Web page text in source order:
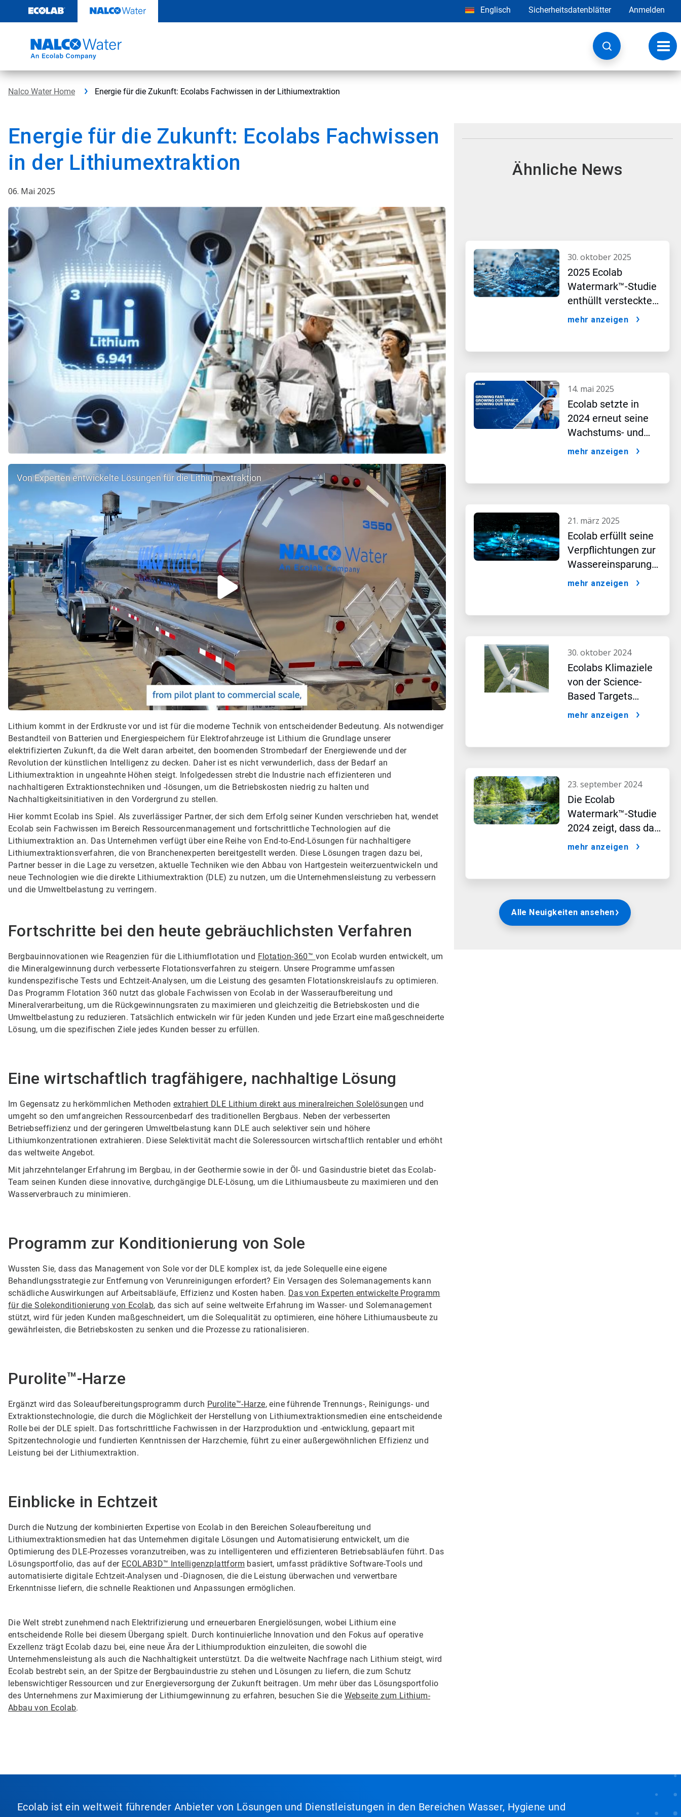
Inhalt
Englisch Sicherheitsdatenblätter Anmelden
Nalco Water Home Energie für die Zukunft: Ecolabs Fachwissen in der Lithiumextraktion
Energie für die Zukunft: Ecolabs Fachwissen
in der Lithiumextraktion
06. Mai 2025
Von Experten entwickelte Lösungen für die Lithiumextraktion
Lithium kommt in der Erdkruste vor und ist für die moderne Technik von entscheidender Bedeutung. Als notwendiger
Bestandteil von Batterien und Energiespeichern für Elektrofahrzeuge ist Lithium die Grundlage unserer
elektrifizierten Zukunft, da die Welt daran arbeitet, den boomenden Strombedarf der Energiewende und der
Revolution der künstlichen Intelligenz zu decken. Daher ist es nicht verwunderlich, dass der Bedarf an
Lithiumextraktion in ungeahnte Höhen steigt. Infolgedessen strebt die Industrie nach effizienteren und
nachhaltigeren Extraktionstechniken und -lösungen, um die Betriebskosten niedrig zu halten und
Nachhaltigkeitsinitiativen in den Vordergrund zu stellen.
Hier kommt Ecolab ins Spiel. Als zuverlässiger Partner, der sich dem Erfolg seiner Kunden verschrieben hat, wendet
Ecolab sein Fachwissen im Bereich Ressourcenmanagement und fortschrittliche Technologien auf die
Lithiumextraktion an. Das Unternehmen verfügt über eine Reihe von End-to-End-Lösungen für nachhaltigere
Lithiumextraktionsverfahren, die von Branchenexperten bereitgestellt werden. Diese Lösungen tragen dazu bei,
Partner besser in die Lage zu versetzen, aktuelle Techniken wie den Abbau von Hartgestein weiterzuentwickeln und
neue Technologien wie die direkte Lithiumextraktion (DLE) zu nutzen, um die Unternehmensleistung zu verbessern
und die Umweltbelastung zu verringern.
Fortschritte bei den heute gebräuchlichsten Verfahren
Bergbauinnovationen wie Reagenzien für die Lithiumflotation und Flotation-360™ von Ecolab wurden entwickelt, um
die Mineralgewinnung durch verbesserte Flotationsverfahren zu steigern. Unsere Programme umfassen
kundenspezifische Tests und Echtzeit-Analysen, um die Leistung des gesamten Flotationskreislaufs zu optimieren.
Das Programm Flotation 360 nutzt das globale Fachwissen von Ecolab in der Wasseraufbereitung und
Mineralverarbeitung, um die Rückgewinnungsraten zu maximieren und gleichzeitig die Betriebskosten und die
Umweltbelastung zu reduzieren. Tatsächlich entwickeln wir für jeden Kunden und jede Erzart eine maßgeschneiderte
Lösung, um die spezifischen Ziele jedes Kunden besser zu erfüllen.
Eine wirtschaftlich tragfähigere, nachhaltige Lösung
Im Gegensatz zu herkömmlichen Methoden extrahiert DLE Lithium direkt aus mineralreichen Solelösungen und
umgeht so den umfangreichen Ressourcenbedarf des traditionellen Bergbaus. Neben der verbesserten
Betriebseffizienz und der geringeren Umweltbelastung kann DLE auch selektiver sein und höhere
Lithiumkonzentrationen extrahieren. Diese Selektivität macht die Soleressourcen wirtschaftlich rentabler und erhöht
das weltweite Angebot.
Mit jahrzehntelanger Erfahrung im Bergbau, in der Geothermie sowie in der Öl- und Gasindustrie bietet das Ecolab-
Team seinen Kunden diese innovative, durchgängige DLE-Lösung, um die Lithiumausbeute zu maximieren und den
Wasserverbrauch zu minimieren.
Programm zur Konditionierung von Sole
Wussten Sie, dass das Management von Sole vor der DLE komplex ist, da jede Solequelle eine eigene
Behandlungsstrategie zur Entfernung von Verunreinigungen erfordert? Ein Versagen des Solemanagements kann
schädliche Auswirkungen auf Arbeitsabläufe, Effizienz und Kosten haben. Das von Experten entwickelte Programm
für die Solekonditionierung von Ecolab, das sich auf seine weltweite Erfahrung im Wasser- und Solemanagement
stützt, wird für jeden Kunden maßgeschneidert, um die Solequalität zu optimieren, eine höhere Lithiumausbeute zu
gewährleisten, die Betriebskosten zu senken und die Prozesse zu rationalisieren.
Purolite™-Harze
Ergänzt wird das Soleaufbereitungsprogramm durch Purolite™-Harze, eine führende Trennungs-, Reinigungs- und
Extraktionstechnologie, die durch die Möglichkeit der Herstellung von Lithiumextraktionsmedien eine entscheidende
Rolle bei der DLE spielt. Das fortschrittliche Fachwissen in der Harzproduktion und -entwicklung, gepaart mit
Spitzentechnologie und fundierten Kenntnissen der Harzchemie, führt zu einer außergewöhnlichen Effizienz und
Leistung bei der Lithiumextraktion.
Einblicke in Echtzeit
Durch die Nutzung der kombinierten Expertise von Ecolab in den Bereichen Soleaufbereitung und
Lithiumextraktionsmedien hat das Unternehmen digitale Lösungen und Automatisierung entwickelt, um die
Optimierung des DLE-Prozesses voranzutreiben, was zu intelligenteren und effizienteren Betriebsabläufen führt. Das
Lösungsportfolio, das auf der ECOLAB3D™ Intelligenzplattform basiert, umfasst prädiktive Software-Tools und
automatisierte digitale Echtzeit-Analysen und -Diagnosen, die die Leistung überwachen und verwertbare
Erkenntnisse liefern, die schnelle Reaktionen und Anpassungen ermöglichen.
Die Welt strebt zunehmend nach Elektrifizierung und erneuerbaren Energielösungen, wobei Lithium eine
entscheidende Rolle bei diesem Übergang spielt. Durch kontinuierliche Innovation und den Fokus auf operative
Exzellenz trägt Ecolab dazu bei, eine neue Ära der Lithiumproduktion einzuleiten, die sowohl die
Unternehmensleistung als auch die Nachhaltigkeit unterstützt. Da die weltweite Nachfrage nach Lithium steigt, wird
Ecolab bestrebt sein, an der Spitze der Bergbauindustrie zu stehen und Lösungen zu liefern, die zum Schutz
lebenswichtiger Ressourcen und zur Energieversorgung der Zukunft beitragen. Um mehr über das Lösungsportfolio
des Unternehmens zur Maximierung der Lithiumgewinnung zu erfahren, besuchen Sie die Webseite zum Lithium-
Abbau von Ecolab.
Ähnliche News
30. oktober 2025
2025 Ecolab
Watermark™-Studie
enthüllt versteckte
Auswirkungen
mehr anzeigen
14. mai 2025
Ecolab setzte in
2024 erneut seine
Wachstums- und
Auswirkungsbilanz
mehr anzeigen
21. märz 2025
Ecolab erfüllt seine
Verpflichtungen zur
Wassereinsparung
in einer historischen
mehr anzeigen
30. oktober 2024
Ecolabs Klimaziele
von der Science-
Based Targets
initiative genehmigt
mehr anzeigen
23. september 2024
Die Ecolab
Watermark™-Studie
2024 zeigt, dass das
Thema Wasser das
mehr anzeigen
Alle Neuigkeiten ansehen
Ecolab ist ein weltweit führender Anbieter von Lösungen und Dienstleistungen in den Bereichen Wasser, Hygiene und